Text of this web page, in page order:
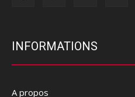
INFORMATIONS
A propos